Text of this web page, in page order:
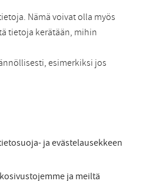
Nämä voivat olla myös
tietoja kerätään, mihin
esimerkiksi jos
ja evästelausekkeen
ja meiltä